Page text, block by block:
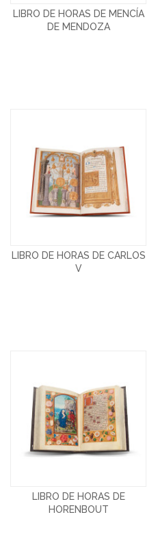
LIBRO DE HORAS DE MENCÍA
DE MENDOZA
LIBRO DE HORAS DE CARLOS
V
LIBRO DE HORAS DE
HORENBOUT